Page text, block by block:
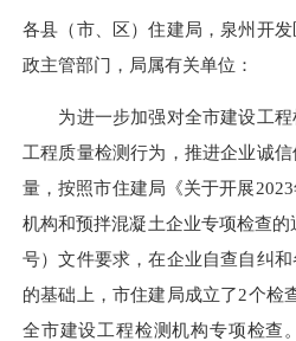
各县（市、区）住建局，泉州开
政主管部门，局属有关单位：
为进一步加强对全市建设工程
工程质量检测行为，推进企业诚
量，按照市住建局《关于开展
机构和预拌混凝土企业专项检查
号）文件要求，在企业自查自纠
的基础上，市住建局成立了2个检
全市建设工程检测机构专项检查